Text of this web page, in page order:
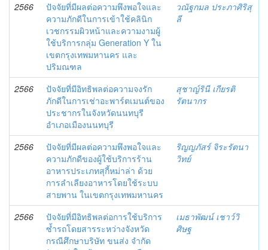
2566
ปัจจัยที่มีผลต่อความพึงพอใจและ
ความภักดีในการเข้าใช้คลินิก
เวชกรรมผิวหน้าและความงามผู้
ใช้บริการกลุ่ม Generation Y ใน
เขตกรุงเทพมหานคร และ
ปริมณฑล
วณัฐกมล ประภาศิริสุ
ลี
2566
ปัจจัยที่มีอิทธิพลต่อความจงรัก
ภักดีในการเช่าอะพาร์ตเมนต์ของ
ประชากรในจังหวัดนนทบุรี
อำเภอเมืองนนทบุรี
สุชาญ์รินี เกียรติ
รัตนากร
2566
ปัจจัยที่มีผลต่อความพึงพอใจและ
ความภักดีของผู้ใช้บริการร้าน
อาหารประเภทสุกี้หม่าล่า ด้วย
การลำเลียงอาหารโดยใช้ระบบ
สายพาน ในเขตกรุงเทพมหานคร
ริญญภัสร์ จิระรัตนา
วิทย์
2566
ปัจจัยที่มีอิทธิพลต่อการใช้บริการ
ซ้ำรถโดยสารระหว่างจังหวัด
กรณีศึกษาบริษัท ขนส่ง จำกัด
เมธาพัฒน์ เชาว์วิ
ศิษฐ